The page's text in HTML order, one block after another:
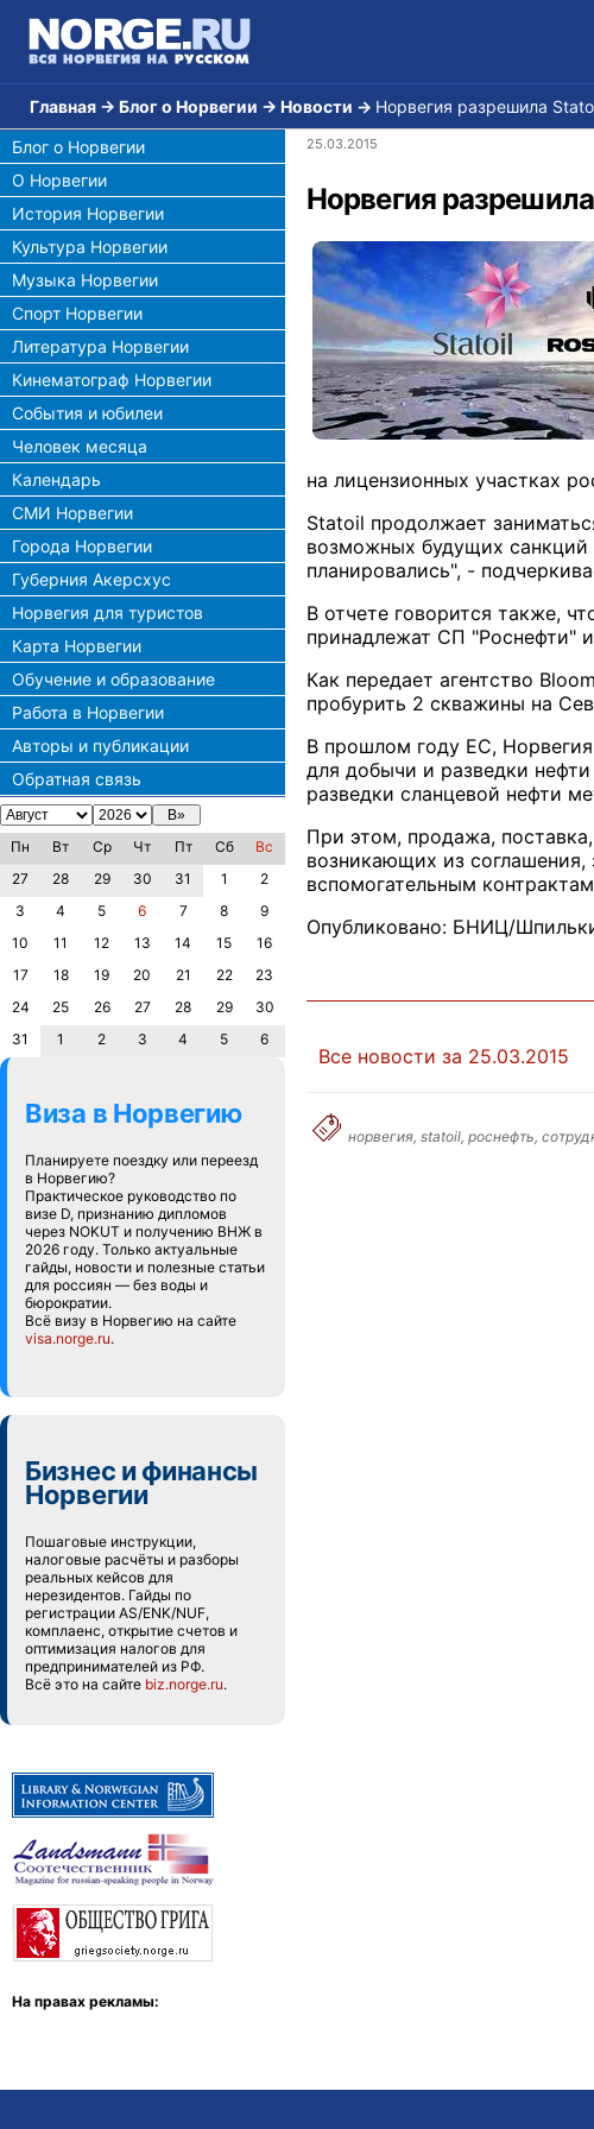
Главная → Блог о Норвегии → Новости → Норвегия разрешила
Блог о Норвегии
О Норвегии
История Норвегии
Культура Норвегии
Музыка Норвегии
Спорт Норвегии
Литература Норвегии
Кинематограф Норвегии
События и юбилеи
Человек месяца
Календарь
СМИ Норвегии
Города Норвегии
Губерния Акерсхус
Норвегия для туристов
Карта Норвегии
Обучение и образование
Работа в Норвегии
Авторы и публикации
Обратная связь
Пн Вт Ср Чт Пт Сб
Вс
27
28 29 30 31 1
2
3
4 5 6 7 8
9
10
11 12 13 14 15
16
17
18 19 20 21 22
23
24
25 26 27 28 29
30
31
1 2 3 4 5 6
Виза в Норвегию
Планируете поездку или переезд
в Норвегию?
Практическое руководство по
визе D, признанию дипломов
через NOKUT и получению ВНЖ в
2026 году. Только актуальные
гайды, новости и полезные статьи
для россиян — без воды и
бюрократии.
Всё визу в Норвегию на сайте
visa.norge.ru.
Бизнес и финансы
Норвегии
Пошаговые инструкции,
налоговые расчёты и разборы
реальных кейсов для
нерезидентов. Гайды по
регистрации AS/ENK/NUF,
комплаенс, открытие счетов и
оптимизация налогов для
предпринимателей из РФ.
Всё это на сайте biz.norge.ru.
На правах рекламы:
25.03.2015
Норвегия
на лицензионных участках
Statoil продолжает
возможных будущих санкций
планировались", -
В отчете говорится также,
принадлежат СП "Роснефти"
Как передает агентство
пробурить 2 скважины на
В прошлом году ЕС,
для добычи и разведки
разведки сланцевой нефти
При этом, продажа,
возникающих из соглашения,
вспомогательным
Опубликовано: БНИЦ/
Все новости за 25.03.2015
норвегия, statoil, роснефть,